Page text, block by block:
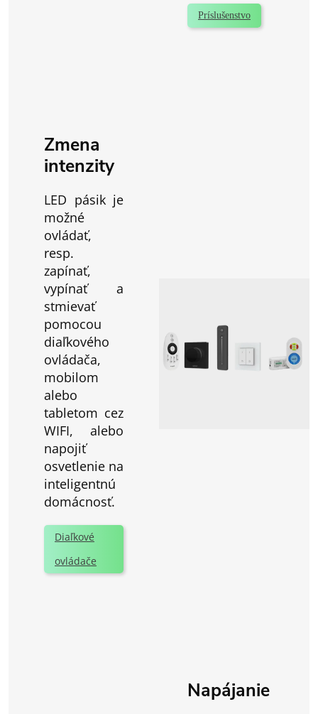
Príslušenstvo
Zmena
intenzity
LED pásik je
možné
ovládať,
resp.
zapínať,
vypínať a
stmievať
pomocou
diaľkového
ovládača,
mobilom
alebo
tabletom cez
WIFI, alebo
napojiť
osvetlenie na
inteligentnú
domácnosť.
Diaľkové
ovládače
Napájanie